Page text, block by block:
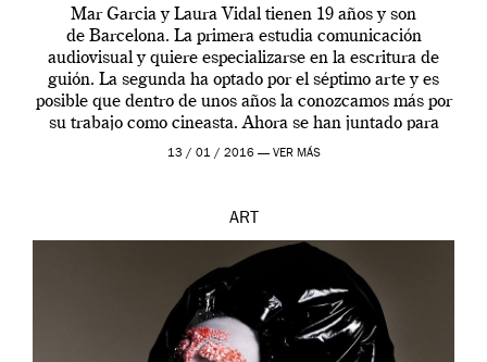
Mar Garcia y Laura Vidal tienen 19 años y son
de Barcelona. La primera estudia comunicación
audiovisual y quiere especializarse en la escritura de
guión. La segunda ha optado por el séptimo arte y es
posible que dentro de unos años la conozcamos más por
su trabajo como cineasta. Ahora se han juntado para
contarnos una […]
13 / 01 / 2016 — VER MÁS
ART